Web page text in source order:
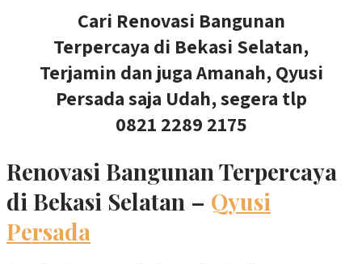
Cari Renovasi Bangunan
Terpercaya di Bekasi Selatan,
Terjamin dan juga Amanah, Qyusi
Persada saja Udah, segera tlp
0821 2289 2175
Renovasi Bangunan Terpercaya
di Bekasi Selatan – Qyusi
Persada